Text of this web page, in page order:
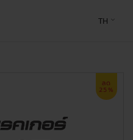
TH
ลด
25%